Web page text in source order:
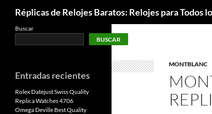
Réplicas de Relojes Baratos: Relojes para Todos
MONTBLANC
Buscar
BUSCAR
Entradas recientes
Rolex Datejust Swiss Quality
Replica Watches 4706
Omega Deville Best Quality